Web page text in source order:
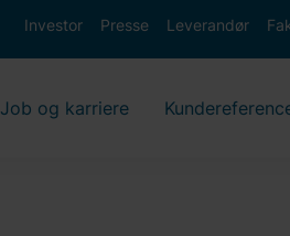
Investor Presse Leverandør
Job og karriere